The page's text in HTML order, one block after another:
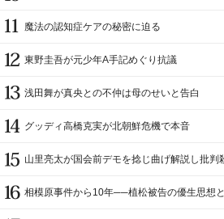
魔法の認知症ケアの秘密に迫る
東野圭吾が元少年A手記めぐり抗議
浅田舞が真央との不仲は母のせいと告白
グッディ高橋克実が北朝鮮危機で本音
山里亮太が国会前デモを捻じ曲げ解説し批判
相模原事件から10年──植松被告の優生思想